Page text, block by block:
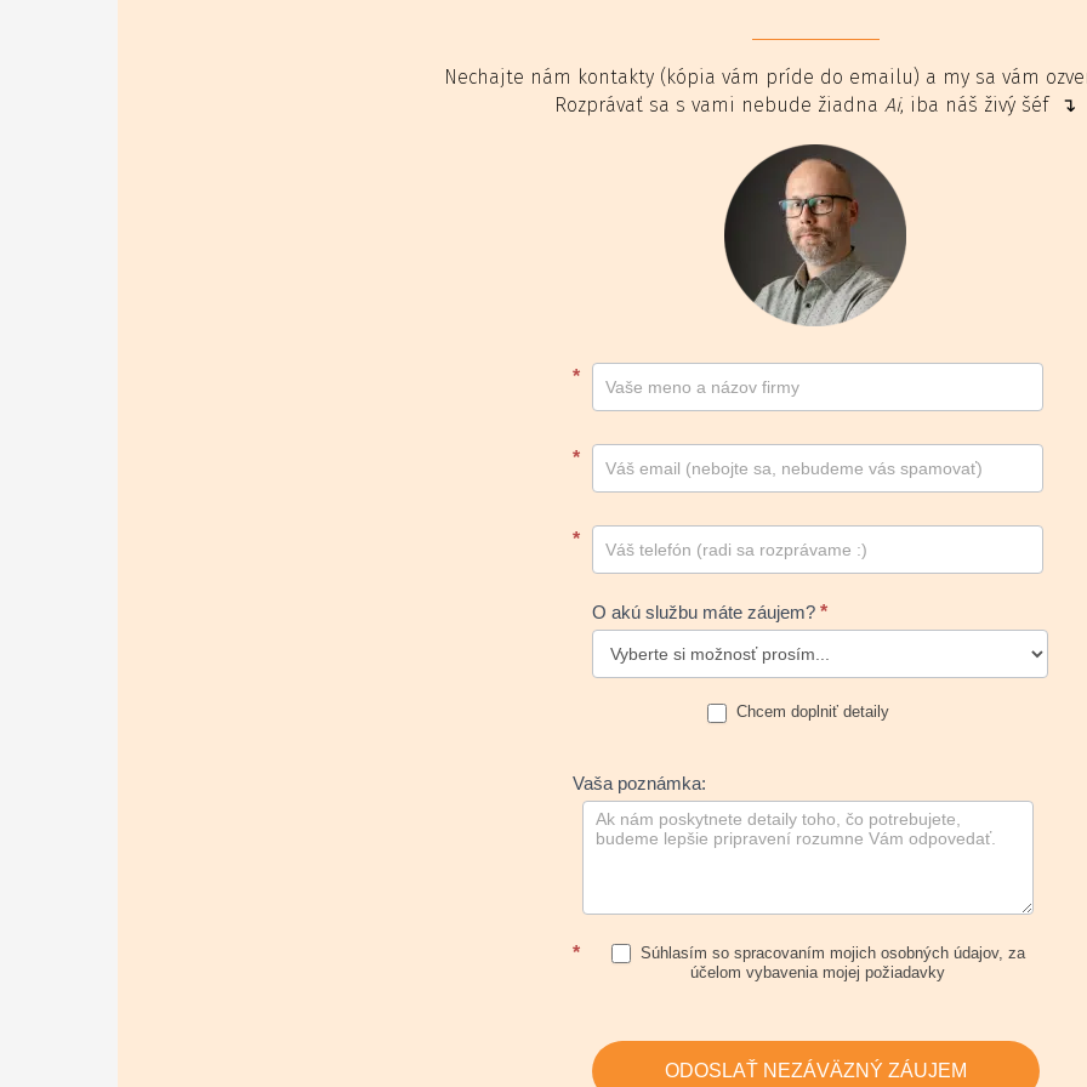
Nechajte nám kontakty (kópia vám príde do emailu) a my sa vám
Rozprávať sa s vami nebude žiadna Ai, iba náš živý šéf ↴
Kontakt
footer
*
*
*
O akú službu máte záujem? *
Chcem doplniť detaily
Vaša poznámka:
*
Súhlasím so spracovaním mojich osobných údajov, za
účelom vybavenia mojej požiadavky
ODOSLAŤ NEZÁVÄZNÝ ZÁUJEM